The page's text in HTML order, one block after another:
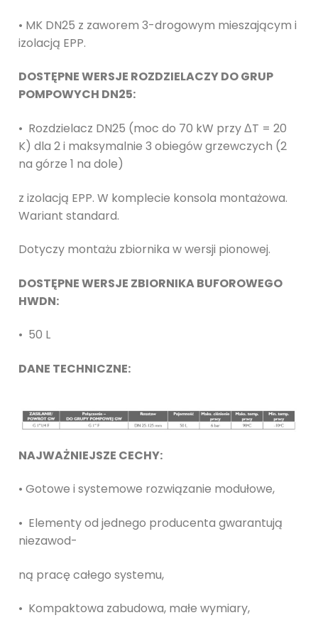
• MK DN25 z zaworem 3-drogowym mieszającym i
izolacją EPP.
DOSTĘPNE WERSJE ROZDZIELACZY DO GRUP
POMPOWYCH DN25:
• Rozdzielacz DN25 (moc do 70 kW przy ΔT = 20
K) dla 2 i maksymalnie 3 obiegów grzewczych (2
na górze 1 na dole)
z izolacją EPP. W komplecie konsola montażowa.
Wariant standard.
Dotyczy montażu zbiornika w wersji pionowej.
DOSTĘPNE WERSJE ZBIORNIKA BUFOROWEGO
HWDN:
• 50 L
DANE TECHNICZNE:
NAJWAŻNIEJSZE CECHY:
• Gotowe i systemowe rozwiązanie modułowe,
• Elementy od jednego producenta gwarantują
niezawod-
ną pracę całego systemu,
• Kompaktowa zabudowa, małe wymiary,